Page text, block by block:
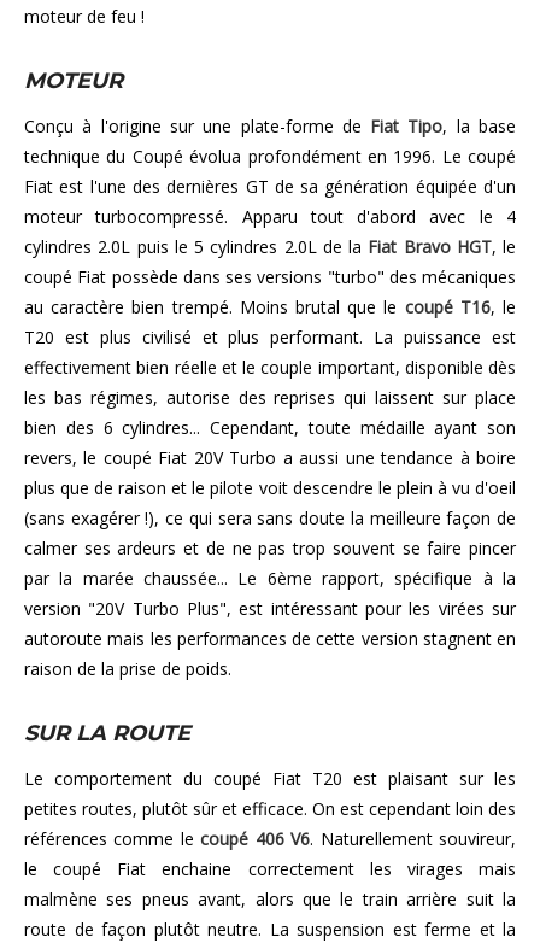
moteur de feu !
MOTEUR
Conçu à l'origine sur une plate-forme de Fiat Tipo, la base
technique du Coupé évolua profondément en 1996. Le coupé
Fiat est l'une des dernières GT de sa génération équipée d'un
moteur turbocompressé. Apparu tout d'abord avec le 4
cylindres 2.0L puis le 5 cylindres 2.0L de la Fiat Bravo HGT, le
coupé Fiat possède dans ses versions "turbo" des mécaniques
au caractère bien trempé. Moins brutal que le coupé T16, le
T20 est plus civilisé et plus performant. La puissance est
effectivement bien réelle et le couple important, disponible dès
les bas régimes, autorise des reprises qui laissent sur place
bien des 6 cylindres... Cependant, toute médaille ayant son
revers, le coupé Fiat 20V Turbo a aussi une tendance à boire
plus que de raison et le pilote voit descendre le plein à vu d'oeil
(sans exagérer !), ce qui sera sans doute la meilleure façon de
calmer ses ardeurs et de ne pas trop souvent se faire pincer
par la marée chaussée... Le 6ème rapport, spécifique à la
version "20V Turbo Plus", est intéressant pour les virées sur
autoroute mais les performances de cette version stagnent en
raison de la prise de poids.
SUR LA ROUTE
Le comportement du coupé Fiat T20 est plaisant sur les
petites routes, plutôt sûr et efficace. On est cependant loin des
références comme lecoupé 406 V6. Naturellement souvireur,
le coupé Fiat enchaine correctement les virages mais
malmène ses pneus avant, alors que le train arrière suit la
route de façon plutôt neutre. La suspension est ferme et la